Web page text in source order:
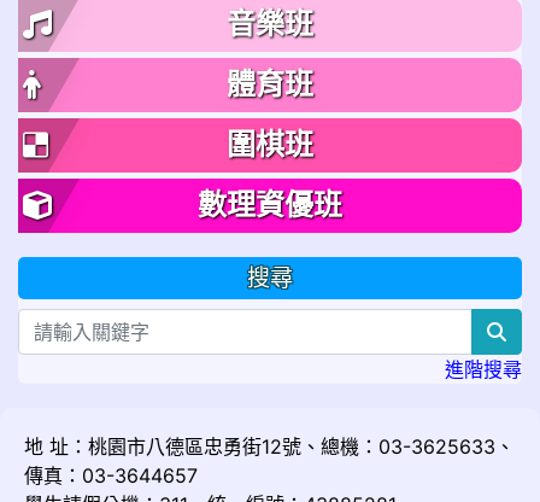
音樂班
體育班
圍棋班
數理資優班
搜尋
進階搜尋
地 址：桃園市八德區忠勇街12號、總機：03-3625633、
傳真：03-3644657